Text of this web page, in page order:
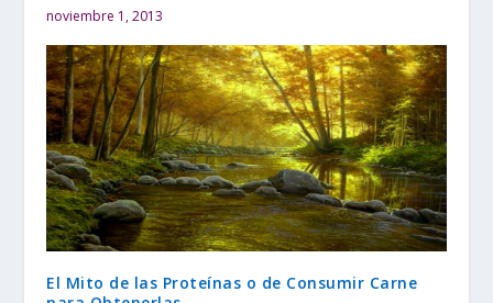
noviembre 1, 2013
El Mito de las Proteínas o de Consumir Carne